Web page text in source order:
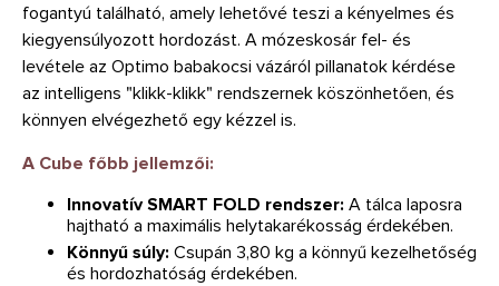
fogantyú található, amely lehetővé teszi a kényelmes és
kiegyensúlyozott hordozást. A mózeskosár fel- és
levétele az Optimo babakocsi vázáról pillanatok kérdése
az intelligens "klikk-klikk" rendszernek köszönhetően, és
könnyen elvégezhető egy kézzel is.
A Cube főbb jellemzői:
Innovatív SMART FOLD rendszer: A tálca laposra
hajtható a maximális helytakarékosság érdekében.
Könnyű súly: Csupán 3,80 kg a könnyű kezelhetőség
és hordozhatóság érdekében.